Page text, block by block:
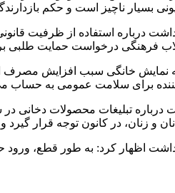
بسیار ناچیز است و حکم
درباره استفاده از ظرفیت
فرهنگی درخواست حمایت
نمایش خانگی سبب افزایش
برای سلامت عمومی به حساب
تبلیغات محصولات دخانی
و زنان، در کانون توجه قرار
اظهار کرد: به طور قطع،